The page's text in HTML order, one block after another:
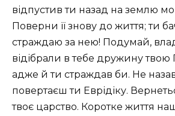
відпустив ти назад на землю
Поверни її знову до життя; ти
страждаю за нею! Подумай,
відібрали в тебе дружину
адже й ти страждав би. Не
повертаєш ти Еврідіку.
твоє царство. Коротке життя